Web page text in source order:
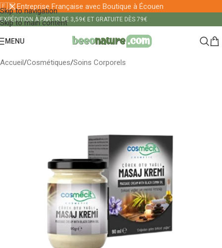
Skip to navigation
Skip to main content
🇫🇷 Entreprise Française avec Boutique à Écouen
EXPÉDITION À PARTIR DE 3,59€ ET GRATUITE DÈS 79€
MENU
Accueil/Cosmétiques/Soins Corporels